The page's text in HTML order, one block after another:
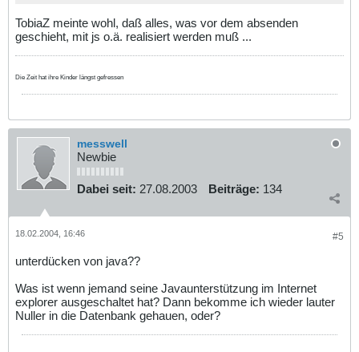
TobiaZ meinte wohl, daß alles, was vor dem absenden
geschieht, mit js o.ä. realisiert werden muß ...
Die Zeit hat ihre Kinder längst gefressen
messwell
Newbie
Dabei seit: 27.08.2003 Beiträge: 134
#5
18.02.2004, 16:46
unterdücken von java??
Was ist wenn jemand seine Javaunterstützung im Internet
explorer ausgeschaltet hat? Dann bekomme ich wieder lauter
Nuller in die Datenbank gehauen, oder?